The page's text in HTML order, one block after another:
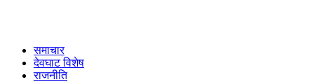
समाचार
देवघाट विशेष
राजनीति